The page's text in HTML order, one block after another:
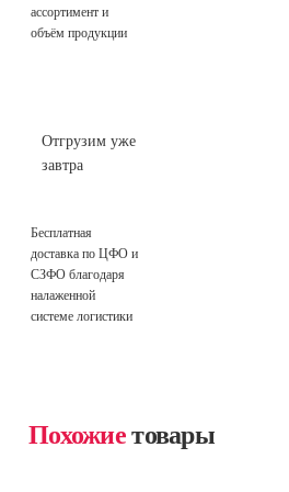
ассортимент и
объём продукции
Отгрузим уже
завтра
Бесплатная
доставка по ЦФО и
СЗФО благодаря
налаженной
системе логистики
Похожиетовары